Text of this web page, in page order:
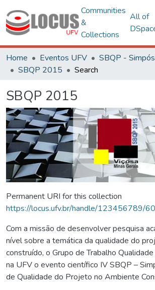
Communities
&
Collections
All of
Home Eventos UFV
SBQP 2015
Search
SBQP 2015
Permanent URI for this collection
https://locus.ufv.br/handle/123456789/
Com a missão de desenvolver pesquisa
nível sobre a temática da qualidade do
construído, o Grupo de Trabalho
na UFV o evento científico IV SBQP –
de Qualidade do Projeto no Ambiente